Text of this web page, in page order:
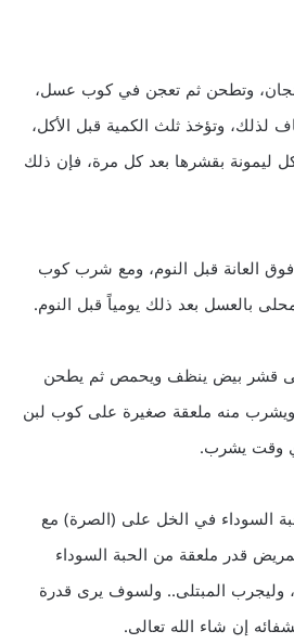
وتطحن ثم تعجن في كوب عسل،
لذلك، وتؤخذ ثلث الكمية قبل الأكل،
ليمونة بقشرها بعد كل مرة، فإن ذلك
العانة قبل النوم، ومع شرب كوب
بالعسل بعد ذلك يومياً قبل النوم.
إلى قشر بيض ينظف ويحمص ثم يطحن
ويشرب منه ملعقة صغيرة على كوب لبن
وقت يشرب.
السوداء في الخل على (الصرة) مع
قدر ملعقة من الحبة السوداء
وليجرب المبتلى.. ولسوف يرى قدرة
إن شاء الله تعالى.